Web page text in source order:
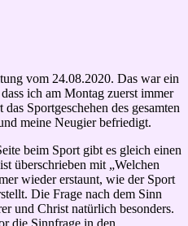
vom 24.08.2020. Das war ein
ich am Montag zuerst immer
Sportgeschehen des gesamten
meine Neugier befriedigt.
beim Sport gibt es gleich einen
überschrieben mit „Welchen
wieder erstaunt, wie der Sport
Die Frage nach dem Sinn
und Christ natürlich besonders.
die Sinnfrage in den